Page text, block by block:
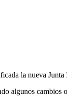
la nueva
algunos cambios